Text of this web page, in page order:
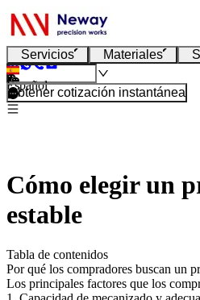
Servicios Materiales
Español
Obtener cotización instantánea
Cómo elegir un
estable
Tabla de contenidos
Por qué los compradores buscan un
Los principales factores que los